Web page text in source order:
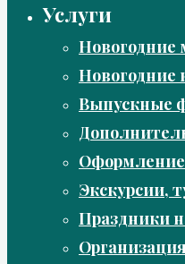
Услуги
Новогодние
Новогодние
Выпускные
Оформление
Экскурсии,
Праздники